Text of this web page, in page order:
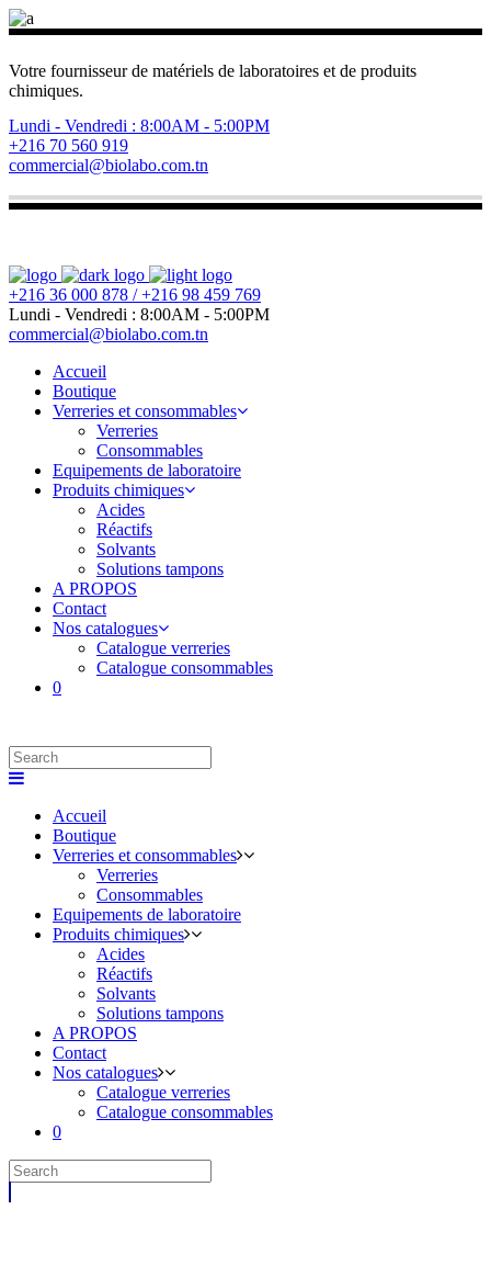
Votre fournisseur de matériels de laboratoires et de produits
chimiques.
Lundi - Vendredi : 8:00AM - 5:00PM
+216 70 560 919
commercial@biolabo.com.tn
+216 36 000 878 / +216 98 459 769
Lundi - Vendredi : 8:00AM - 5:00PM
commercial@biolabo.com.tn
Accueil
Boutique
Verreries et consommables
Verreries
Consommables
Equipements de laboratoire
Produits chimiques
Acides
Réactifs
Solvants
Solutions tampons
A PROPOS
Contact
Nos catalogues
Catalogue verreries
Catalogue consommables
0
Accueil
Boutique
Verreries et consommables
Verreries
Consommables
Equipements de laboratoire
Produits chimiques
Acides
Réactifs
Solvants
Solutions tampons
A PROPOS
Contact
Nos catalogues
Catalogue verreries
Catalogue consommables
0